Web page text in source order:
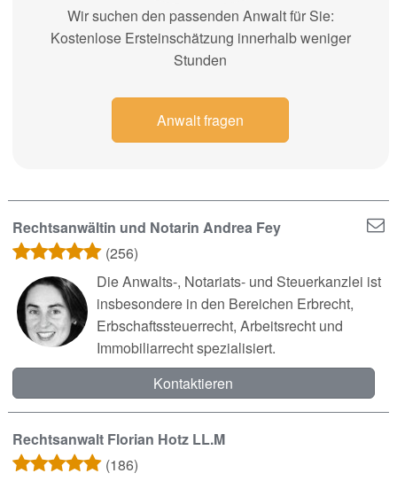
Wir suchen den passenden Anwalt für Sie:
Kostenlose Ersteinschätzung innerhalb weniger
Stunden
Anwalt fragen
Rechtsanwältin und Notarin Andrea Fey
(256)
Die Anwalts-, Notariats- und Steuerkanzlei ist
insbesondere in den Bereichen Erbrecht,
Erbschaftssteuerrecht, Arbeitsrecht und
Immobiliarrecht spezialisiert.
Kontaktieren
Rechtsanwalt Florian Hotz LL.M
(186)